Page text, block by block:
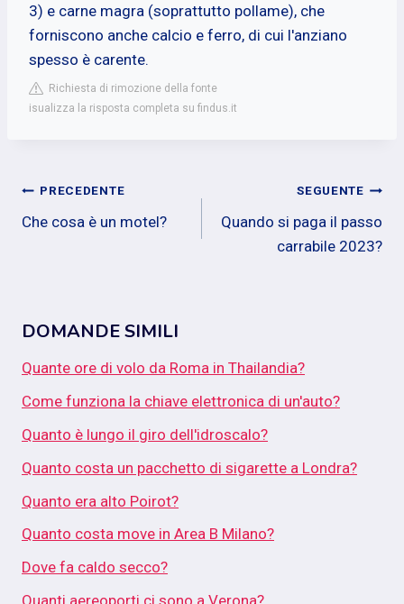
3) e carne magra (soprattutto pollame), che
forniscono anche calcio e ferro, di cui l'anziano
spesso è carente.
Richiesta di rimozione della fonte
isualizza la risposta completa su findus.it
Navigazione
articoli
PRECEDENTE
Che cosa è un motel?
SEGUENTE
Quando si paga il passo
carrabile 2023?
DOMANDE SIMILI
Quante ore di volo da Roma in Thailandia?
Come funziona la chiave elettronica di un'auto?
Quanto è lungo il giro dell'idroscalo?
Quanto costa un pacchetto di sigarette a Londra?
Quanto era alto Poirot?
Quanto costa move in Area B Milano?
Dove fa caldo secco?